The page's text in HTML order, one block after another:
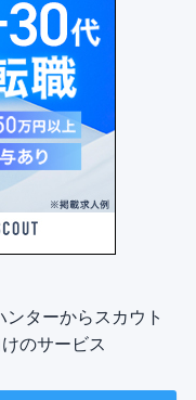
ターからスカウト
のサービス